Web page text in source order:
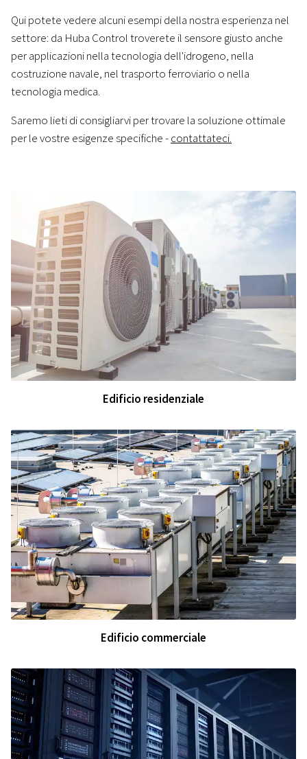
Qui potete vedere alcuni esempi della nostra esperienza nel
settore: da Huba Control troverete il sensore giusto anche
per applicazioni nella tecnologia dell'idrogeno, nella
costruzione navale, nel trasporto ferroviario o nella
tecnologia medica.
Saremo lieti di consigliarvi per trovare la soluzione ottimale
per le vostre esigenze specifiche -contattateci.
Edificio residenziale
Edificio commerciale